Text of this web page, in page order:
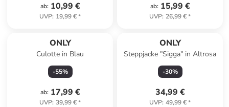
ab: 10,99 €
UVP: 19,99 €*
ab: 15,99 €
UVP: 26,99 €*
ONLY
Culotte in Blau
-55%
ab: 17,99 €
UVP: 39,99 €*
ONLY
Steppjacke "Sigga" in Altrosa
-30%
34,99 €
UVP: 49,99 €*